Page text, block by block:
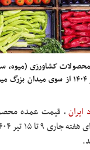
کشاورزی (میوه،
برای هفته جاری ۹ تا ۱۵ تیر ۱۴۰۴ از
ایران، قیمت عمده